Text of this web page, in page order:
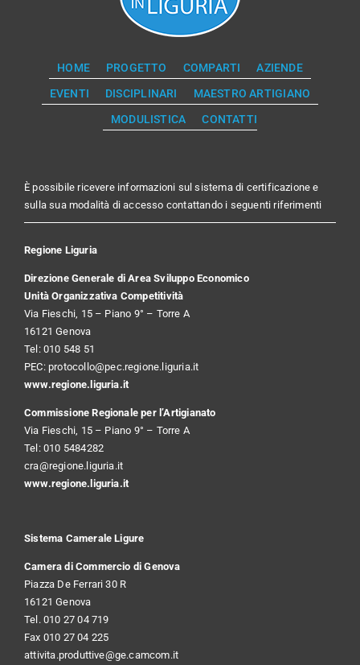
HOME PROGETTO COMPARTI
AZIENDE
EVENTI
DISCIPLINARI
MAESTRO ARTIGIANO
MODULISTICA
CONTATTI
È possibile ricevere informazioni sul sistema di certificazione e
sulla sua modalità di accesso contattando i seguenti riferimenti
Regione Liguria
Direzione Generale di Area Sviluppo Economico
Unità Organizzativa Competitività
Via Fieschi, 15 – Piano 9° – Torre A
16121 Genova
Tel: 010 548 51
PEC: protocollo@pec.regione.liguria.it
www.regione.liguria.it
Commissione Regionale per l’Artigianato
Via Fieschi, 15 – Piano 9° – Torre A
Tel: 010 5484282
cra@regione.liguria.it
www.regione.liguria.it
Sistema Camerale Ligure
Camera di Commercio di Genova
Piazza De Ferrari 30 R
16121 Genova
Tel. 010 27 04 719
Fax 010 27 04 225
attivita.produttive@ge.camcom.it